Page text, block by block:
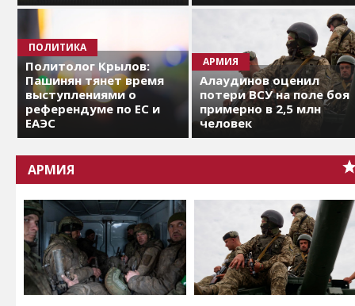
ПОЛИТИКА
Политолог Крылов:
Пашинян тянет время
выступлениями о
референдуме по ЕС и
ЕАЭС
АРМИЯ
Алаудинов оценил
потери ВСУ на поле боя
примерно в 2,5 млн
человек
АРМИЯ